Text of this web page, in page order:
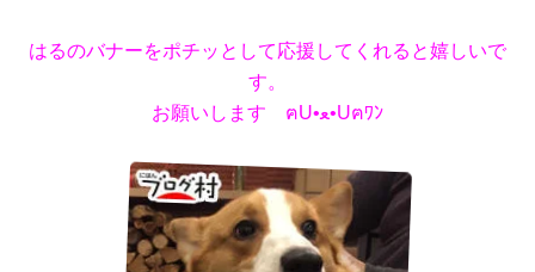
はるのバナーをポチッとして応援してくれると嬉しいで
す。
お願いします ฅU•ﻌ•Uฅﾜﾝ